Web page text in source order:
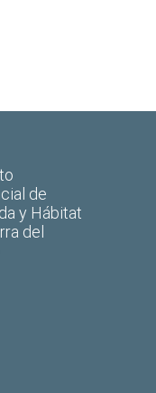
de
y Hábitat
del